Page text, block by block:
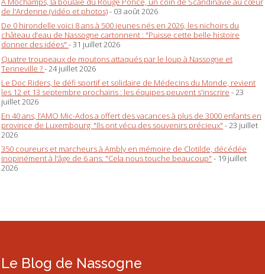
de l'Ardenne (vidéo et photos)- 03 août 2026
De 0 hirondelle voici 8 ans à 500 jeunes nés en 2026, les nichoirs du
château d’eau de Nassogne cartonnent : "Puisse cette belle histoire
donner des idées" - 31 juillet 2026
Quatre troupeaux de moutons attaqués par le loup à Nassogne et
Tenneville ?- 24 juillet 2026
Le Doc Riders, le défi sportif et solidaire de Médecins du Monde, revient
les 12 et 13 septembre prochains : les équipes peuvent s'inscrire - 23
juillet 2026
En 40 ans, l’AMO Mic-Ados a offert des vacances à plus de 3000 enfants en
province de Luxembourg: "Ils ont vécu des souvenirs précieux" - 23 juillet
2026
350 coureurs et marcheurs à Ambly en mémoire de Clotilde, décédée
inopinément à l'âge de 6 ans: "Cela nous touche beaucoup" - 19 juillet
2026
Le Blog de Nassogne